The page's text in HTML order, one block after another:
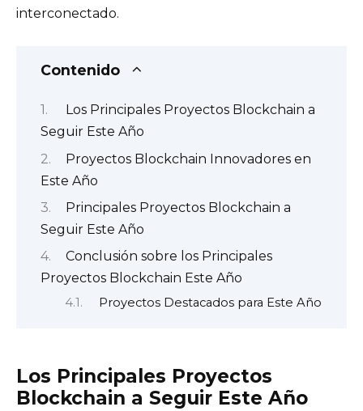
interconectado.
Contenido
Los Principales Proyectos Blockchain a
Seguir Este Año
Proyectos Blockchain Innovadores en
Este Año
Principales Proyectos Blockchain a
Seguir Este Año
Conclusión sobre los Principales
Proyectos Blockchain Este Año
Proyectos Destacados para Este Año
Los Principales Proyectos
Blockchain a Seguir Este Año